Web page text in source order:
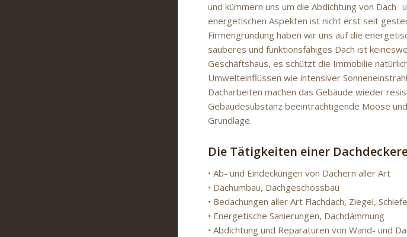
und kümmern uns um die Abdichtung von Dach-
energetischen Aspekten ist nicht erst seit
Firmengründung haben wir uns auf die
sauberes und funktionsfähiges Dach ist
Geschäftshaus, es schützt die Immobilie
Umwelteinflüssen wie intensiver
Dacharbeiten machen das Gebäude wieder
Gebäudesubstanz beeinträchtigende Moose
Grundlage.
Die Tätigkeiten einer
• Ab- und Eindeckungen von Dächern aller Art
• Dachumbau, Dachgeschossbau
• Bedachungen aller Art Flachdach, Ziegel,
• Energetische Sanierungen, Dachdämmung
• Abdichtung und Reparaturen von Wand- und